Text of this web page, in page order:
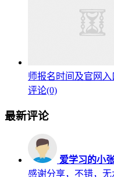
师报名时间及官网入
评论(0)
最新评论
爱学习的小
感谢分享，不错，